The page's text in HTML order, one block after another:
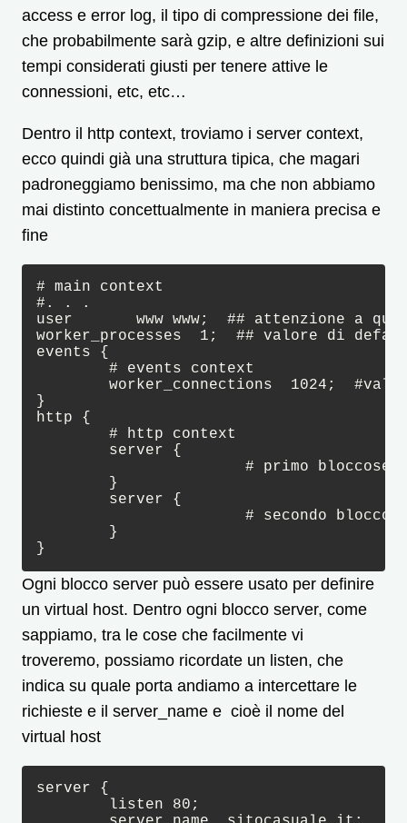
access e error log, il tipo di compressione dei file,
che probabilmente sarà gzip, e altre definizioni sui
tempi considerati giusti per tenere attive le
connessioni, etc, etc…
Dentro il http context, troviamo i server context,
ecco quindi già una struttura tipica, che magari
padroneggiamo benissimo, ma che non abbiamo
mai distinto concettualmente in maniera precisa e
fine
# main context
#. . .
user       www www;  ## attenzione a
worker_processes  1;  ## valore di
events {
}
http {
}
Ogni blocco server può essere usato per definire
un virtual host. Dentro ogni blocco server, come
sappiamo, tra le cose che facilmente vi
troveremo, possiamo ricordate un listen, che
indica su quale porta andiamo a intercettare le
richieste e il server_name e cioè il nome del
virtual host
server {